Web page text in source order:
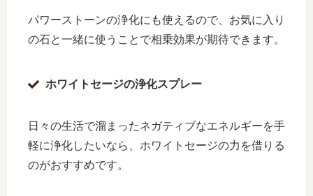
パワーストーンの浄化にも使えるので、お気に入り
の石と一緒に使うことで相乗効果が期待できます。
ホワイトセージの浄化スプレー
日々の生活で溜まったネガティブなエネルギーを手
軽に浄化したいなら、ホワイトセージの力を借りる
のがおすすめです。